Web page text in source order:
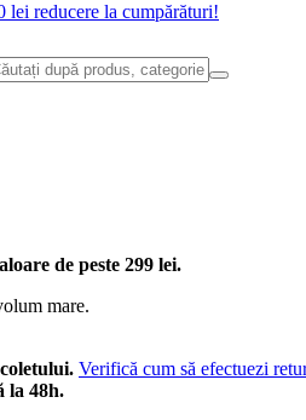
lei reducere la cumpărături!
de peste 299 lei.
mare.
Verifică cum să efectuezi
la 48h.